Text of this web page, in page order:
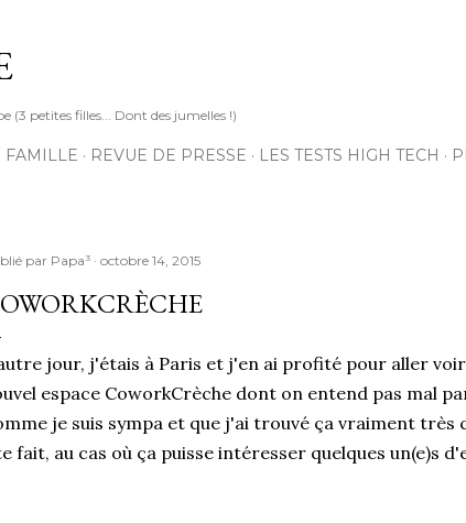
(3 petites filles... Dont des jumelles !)
FAMILLE REVUE DE PRESSE LES TESTS HIGH TECH
par Papa³ octobre 14, 2015
jour, j'étais à Paris et j'en ai profité pour aller
espace CoworkCrèche dont on entend pas mal
je suis sympa et que j'ai trouvé ça vraiment très
fait, au cas où ça puisse intéresser quelques un(e)s